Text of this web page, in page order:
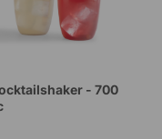
- 700